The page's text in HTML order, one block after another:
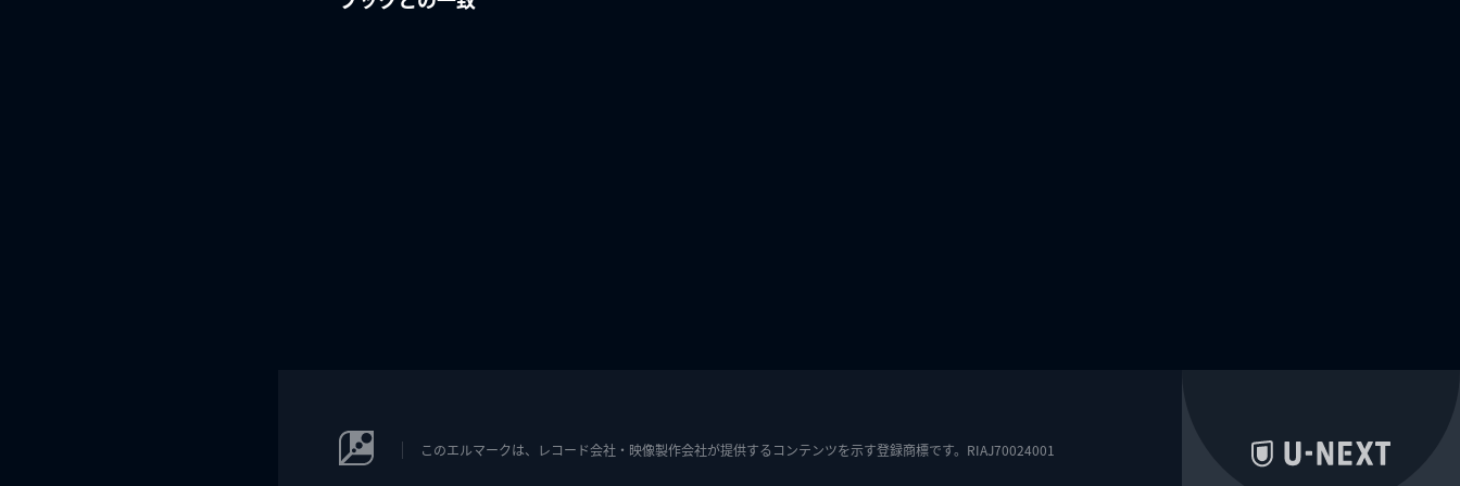
このエルマークは、レコード会社・映像製作会社が提供するコンテンツを示す登録商標です。RIAJ70024001